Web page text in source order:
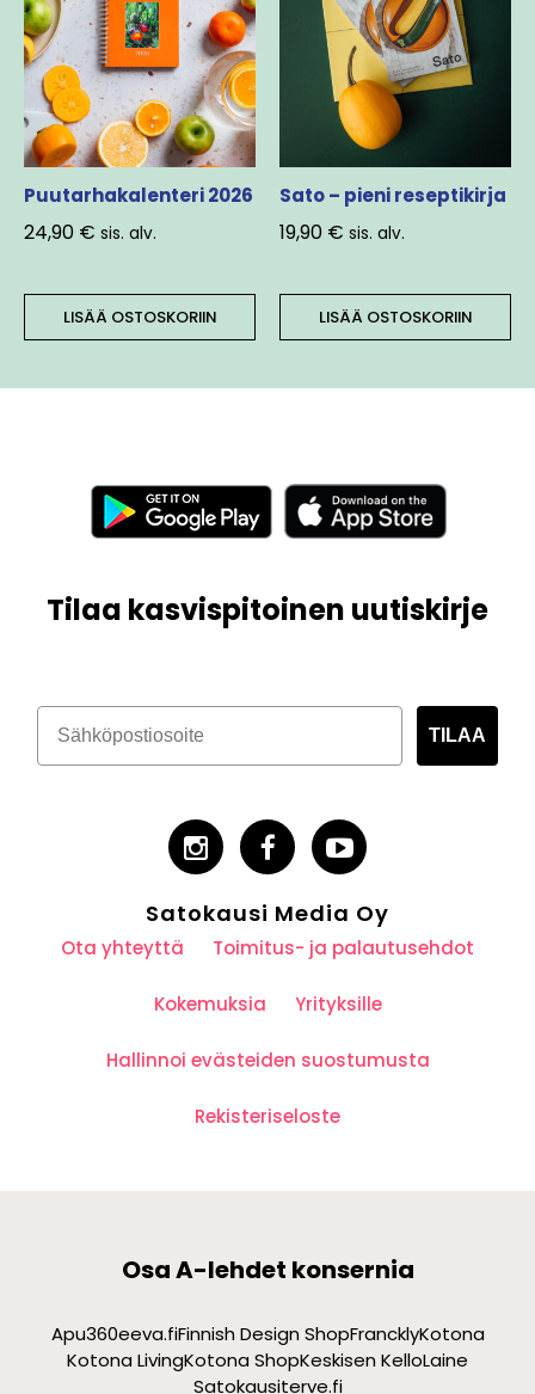
Puutarhakalenteri 2026
24,90 € sis. alv.
LISÄÄ OSTOSKORIIN
Sato – pieni reseptikirja
19,90 € sis. alv.
LISÄÄ OSTOSKORIIN
Tilaa kasvispitoinen uutiskirje
TILAA
Satokausi Media Oy
Ota yhteyttä Toimitus- ja palautusehdot
Kokemuksia Yrityksille
Hallinnoi evästeiden suostumusta
Rekisteriseloste
Osa A-lehdet konsernia
Apu360eeva.fiFinnish Design ShopFrancklyKotona
Kotona LivingKotona ShopKeskisen KelloLaine
Satokausiterve.fi